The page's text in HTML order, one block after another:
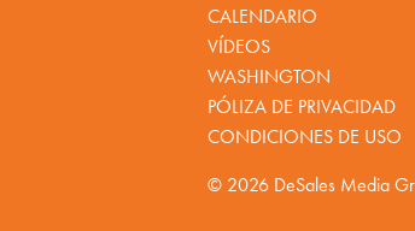
CALENDARIO
VÍDEOS
WASHINGTON
PÓLIZA DE PRIVACIDAD
CONDICIONES DE USO
© 2026 DeSales Media